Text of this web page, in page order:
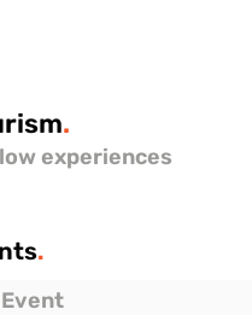
.
experiences
.